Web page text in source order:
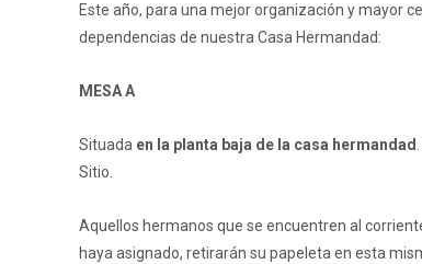
Este año, para una mejor organización y mayor
dependencias de nuestra Casa Hermandad:
MESA A
Situada en la planta baja de la casa hermandad
Sitio.
Aquellos hermanos que se encuentren al
haya asignado, retirarán su papeleta en esta